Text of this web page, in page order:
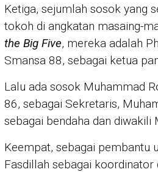
Ketiga, sejumlah sosok yang
tokoh di angkatan masaing-
the Big Five, mereka adalah
Smansa 88, sebagai ketua
Lalu ada sosok Muhammad
86, sebagai Sekretaris,
sebagai bendaha dan diwakili
Keempat, sebagai pembantu
Fasdillah sebagai koordinator